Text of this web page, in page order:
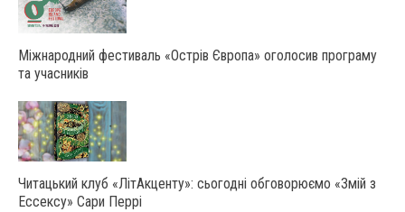
Міжнародний фестиваль «Острів Європа» оголосив програму
та учасників
Читацький клуб «ЛітАкценту»: сьогодні обговорюємо «Змій з
Ессексу» Сари Перрі